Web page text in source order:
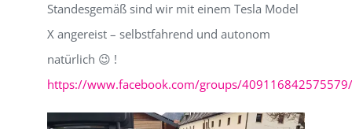
Standesgemäß sind wir mit einem Tesla Model
X angereist – selbstfahrend und autonom
natürlich 😉 !
https://www.facebook.com/groups/